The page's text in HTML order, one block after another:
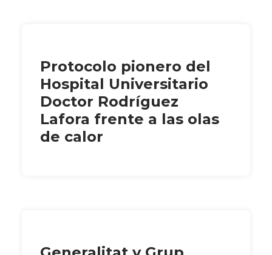
Protocolo pionero del
Hospital Universitario
Doctor Rodríguez
Lafora frente a las olas
de calor